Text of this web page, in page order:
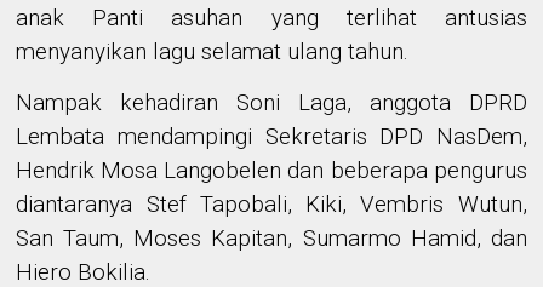
anak Panti asuhan yang terlihat antusias
menyanyikan lagu selamat ulang tahun.
Nampak kehadiran Soni Laga, anggota DPRD
Lembata mendampingi Sekretaris DPD NasDem,
Hendrik Mosa Langobelen dan beberapa pengurus
diantaranya Stef Tapobali, Kiki, Vembris Wutun,
San Taum, Moses Kapitan, Sumarmo Hamid, dan
Hiero Bokilia.